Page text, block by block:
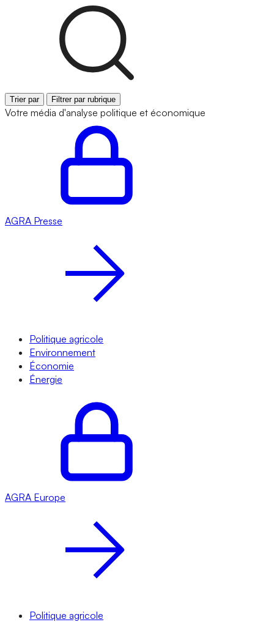
Trier par Filtrer par rubrique
Votre média d'analyse politique et économique
AGRA Presse
Politique agricole
Environnement
Économie
Énergie
AGRA Europe
Politique agricole